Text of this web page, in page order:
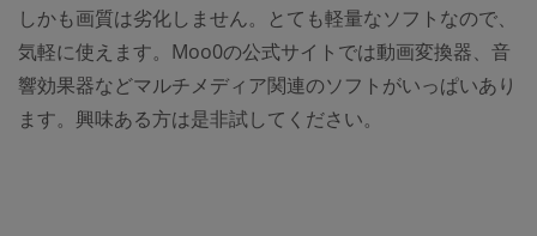
しかも画質は劣化しません。とても軽量なソフトなので、
気軽に使えます。Moo0の公式サイトでは動画変換器、音
響効果器などマルチメディア関連のソフトがいっぱいあり
ます。興味ある方は是非試してください。